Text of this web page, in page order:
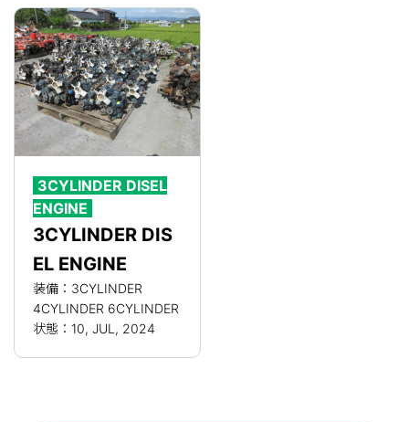
3CYLINDER DISEL
ENGINE
3CYLINDER DIS
EL ENGINE
装備：3CYLINDER
4CYLINDER 6CYLINDER
状態：10, JUL, 2024